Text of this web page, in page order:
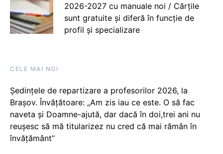
2026-2027 cu manuale noi / Cărțile
sunt gratuite și diferă în funcție de
profil și specializare
CELE MAI NOI
Ședințele de repartizare a profesorilor 2026, la
Brașov. Învățătoare: „Am zis iau ce este. O să fac
naveta și Doamne-ajută, dar dacă în doi,trei ani nu
reușesc să mă titularizez nu cred că mai rămân în
învățământ”